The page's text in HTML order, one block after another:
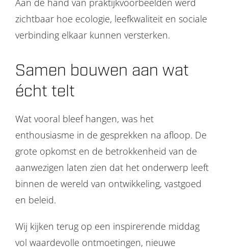
Aan de hand van praktijkvoorbeelden werd
zichtbaar hoe ecologie, leefkwaliteit en sociale
verbinding elkaar kunnen versterken.
Samen bouwen aan wat
écht telt
Wat vooral bleef hangen, was het
enthousiasme in de gesprekken na afloop. De
grote opkomst en de betrokkenheid van de
aanwezigen laten zien dat het onderwerp leeft
binnen de wereld van ontwikkeling, vastgoed
en beleid.
Wij kijken terug op een inspirerende middag
vol waardevolle ontmoetingen, nieuwe